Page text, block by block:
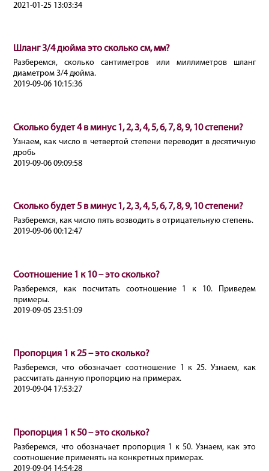
2021-01-25 13:03:34
Шланг 3/4 дюйма это сколько см, мм?
Разберемся, сколько сантиметров или миллиметров шланг
диаметром 3/4 дюйма.
2019-09-06 10:15:36
Сколько будет 4 в минус 1, 2, 3, 4, 5, 6, 7, 8, 9, 10 степени?
Узнаем, как число в четвертой степени переводит в десятичную
дробь
2019-09-06 09:09:58
Сколько будет 5 в минус 1, 2, 3, 4, 5, 6, 7, 8, 9, 10 степени?
Разберемся, как число пять возводить в отрицательную степень.
2019-09-06 00:12:47
Соотношение 1 к 10 – это сколько?
Разберемся, как посчитать соотношение 1 к 10. Приведем
примеры.
2019-09-05 23:51:09
Пропорция 1 к 25 – это сколько?
Разберемся, что обозначает соотношение 1 к 25. Узнаем, как
рассчитать данную пропорцию на примерах.
2019-09-04 17:53:27
Пропорция 1 к 50 – это сколько?
Разберемся, что обозначает пропорция 1 к 50. Узнаем, как это
соотношение применять на конкретных примерах.
2019-09-04 14:54:28